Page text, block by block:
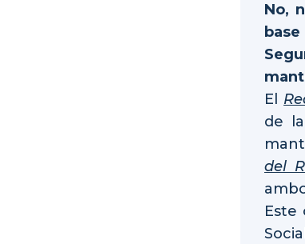
No,
El
de
del
Este